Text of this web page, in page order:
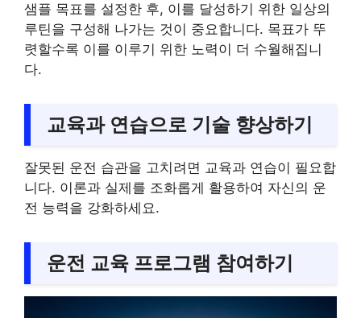
샘플 목표를 설정한 후, 이를 달성하기 위한 일상의
루틴을 구성해 나가는 것이 중요합니다. 목표가 뚜
렷할수록 이를 이루기 위한 노력이 더 수월해집니
다.
교육과 연습으로 기술 향상하기
잘못된 운전 습관을 고치려면 교육과 연습이 필요합
니다. 이론과 실제를 조화롭게 활용하여 자신의 운
전 능력을 강화하세요.
운전 교육 프로그램 참여하기